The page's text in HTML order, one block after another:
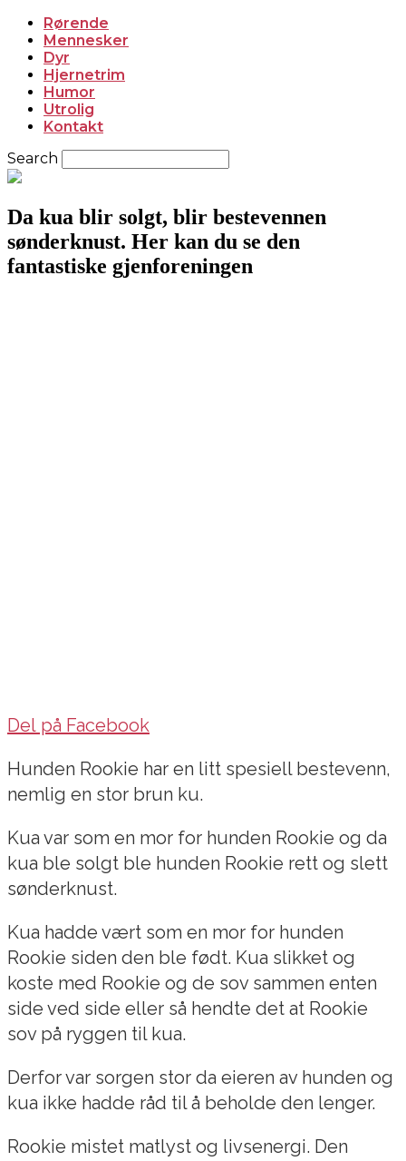
Rørende
Mennesker
Dyr
Hjernetrim
Humor
Utrolig
Kontakt
Search
Da kua blir solgt, blir bestevennen
sønderknust. Her kan du se den
fantastiske gjenforeningen
Del på Facebook
Hunden Rookie har en litt spesiell bestevenn,
nemlig en stor brun ku.
Kua var som en mor for hunden Rookie og da
kua ble solgt ble hunden Rookie rett og slett
sønderknust.
Kua hadde vært som en mor for hunden
Rookie siden den ble født. Kua slikket og
koste med Rookie og de sov sammen enten
side ved side eller så hendte det at Rookie
sov på ryggen til kua.
Derfor var sorgen stor da eieren av hunden og
kua ikke hadde råd til å beholde den lenger.
Rookie mistet matlyst og livsenergi. Den